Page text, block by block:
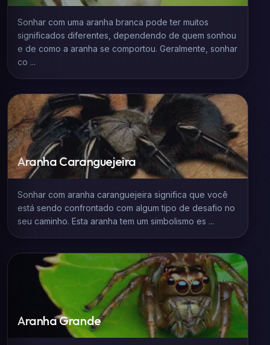
Sonhar com uma aranha branca pode ter muitos
significados diferentes, dependendo de quem sonhou
e de como a aranha se comportou. Geralmente, sonhar
co ...
Aranha Caranguejeira
Sonhar com aranha caranguejeira significa que você
está sendo confrontado com algum tipo de desafio no
seu caminho. Esta aranha tem um simbolismo es ...
Aranha Grande